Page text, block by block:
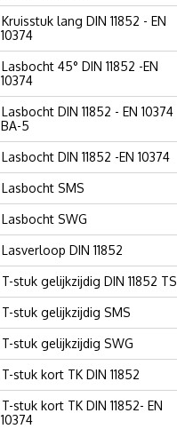
Kruisstuk lang DIN 11852 - EN
10374
Lasbocht 45° DIN 11852 -EN
10374
Lasbocht DIN 11852 - EN 10374
BA-5
Lasbocht DIN 11852 -EN 10374
Lasbocht SMS
Lasbocht SWG
Lasverloop DIN 11852
T-stuk gelijkzijdig DIN 11852 TS
T-stuk gelijkzijdig SMS
T-stuk gelijkzijdig SWG
T-stuk kort TK DIN 11852
T-stuk kort TK DIN 11852- EN
10374